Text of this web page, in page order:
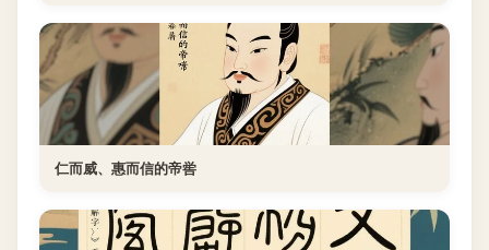
仁而威、惠而信的帝喾